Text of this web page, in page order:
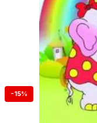
-15%